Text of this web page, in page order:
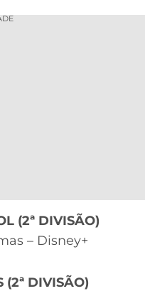
(2ª DIVISÃO)
– Disney+
(2ª DIVISÃO)